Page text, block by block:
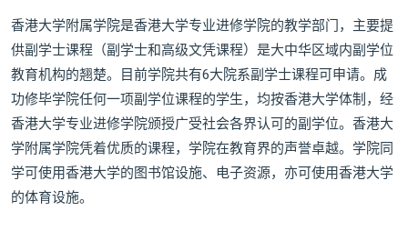
香港大学附属学院是香港大学专业进修学院的教学部门，主要提
供副学士课程（副学士和高级文凭课程）是大中华区域内副学位
教育机构的翘楚。目前学院共有6大院系副学士课程可申请。成
功修毕学院任何一项副学位课程的学生，均按香港大学体制，经
香港大学专业进修学院颁授广受社会各界认可的副学位。香港大
学附属学院凭着优质的课程，学院在教育界的声誉卓越。学院同
学可使用香港大学的图书馆设施、电子资源，亦可使用香港大学
的体育设施。